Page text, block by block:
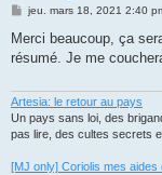
M
s
a
jeu. mars 18, 2021 2:40
Merci beaucoup, ça
résumé. Je me
Artesia: le retour au pays
Un pays sans loi, des
pas lire, des cultes secrets
[MJ only] Coriolis mes aides